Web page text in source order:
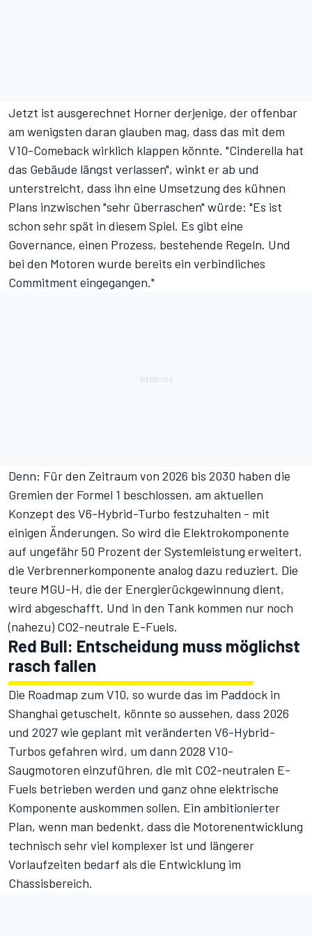
Jetzt ist ausgerechnet Horner derjenige, der offenbar
am wenigsten daran glauben mag, dass das mit dem
V10-Comeback wirklich klappen könnte. "Cinderella hat
das Gebäude längst verlassen", winkt er ab und
unterstreicht, dass ihn eine Umsetzung des kühnen
Plans inzwischen "sehr überraschen" würde: "Es ist
schon sehr spät in diesem Spiel. Es gibt eine
Governance, einen Prozess, bestehende Regeln. Und
bei den Motoren wurde bereits ein verbindliches
Commitment eingegangen."
Denn: Für den Zeitraum von 2026 bis 2030 haben die
Gremien der Formel 1 beschlossen, am aktuellen
Konzept des V6-Hybrid-Turbo festzuhalten - mit
einigen Änderungen. So wird die Elektrokomponente
auf ungefähr 50 Prozent der Systemleistung erweitert,
die Verbrennerkomponente analog dazu reduziert. Die
teure MGU-H, die der Energierückgewinnung dient,
wird abgeschafft. Und in den Tank kommen nur noch
(nahezu) CO2-neutrale E-Fuels.
Red Bull: Entscheidung muss möglichst
rasch fallen
Die Roadmap zum V10, so wurde das im Paddock in
Shanghai getuschelt, könnte so aussehen, dass 2026
und 2027 wie geplant mit veränderten V6-Hybrid-
Turbos gefahren wird, um dann 2028 V10-
Saugmotoren einzuführen, die mit CO2-neutralen E-
Fuels betrieben werden und ganz ohne elektrische
Komponente auskommen sollen. Ein ambitionierter
Plan, wenn man bedenkt, dass die Motorenentwicklung
technisch sehr viel komplexer ist und längerer
Vorlaufzeiten bedarf als die Entwicklung im
Chassisbereich.